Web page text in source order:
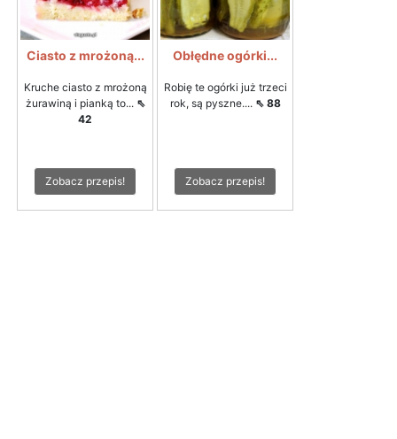
Ciasto z mrożoną...
Kruche ciasto z mrożoną
żurawiną i pianką to... ⇖
42
Zobacz przepis!
Obłędne ogórki...
Robię te ogórki już trzeci
rok, są pyszne.... ⇖ 88
Zobacz przepis!